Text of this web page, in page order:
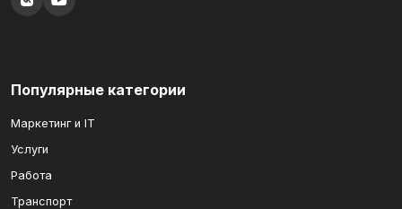
Популярные категории
Маркетинг и IT
Услуги
Работа
Транспорт